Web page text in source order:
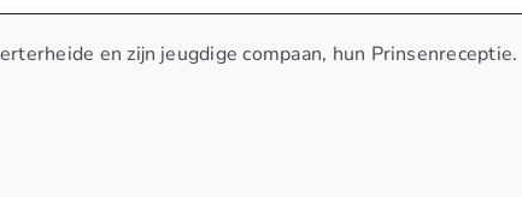
en zijn jeugdige compaan, hun Prinsenreceptie.